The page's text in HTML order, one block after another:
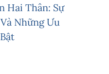
Hai Thân: Sự
Những Ưu